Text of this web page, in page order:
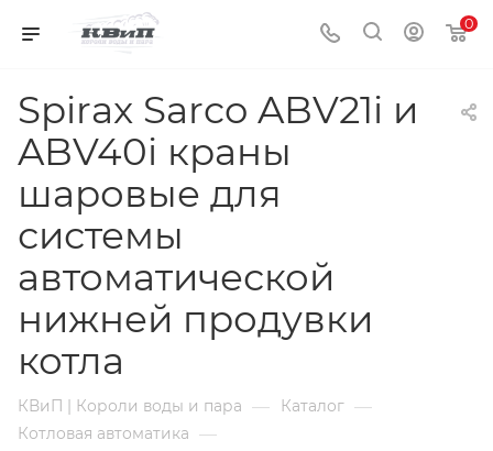
0
Spirax Sarco ABV21i и
ABV40i краны
шаровые для
системы
автоматической
нижней продувки
котла
КВиП | Короли воды и пара — Каталог —
Котловая автоматика —